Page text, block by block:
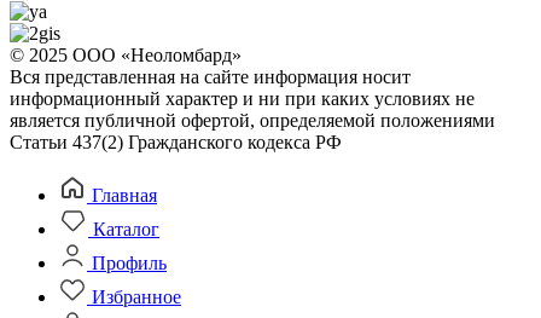
© 2025 ООО «Неоломбард»
Вся представленная на сайте информация носит
информационный характер и ни при каких условиях не
является публичной офертой, определяемой положениями
Статьи 437(2) Гражданского кодекса РФ
Главная
Каталог
Профиль
Избранное